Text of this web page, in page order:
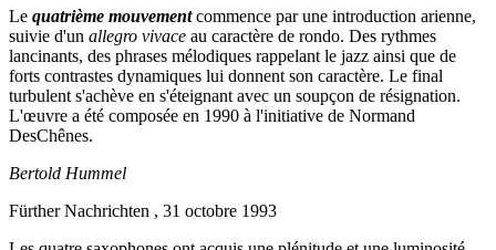
Le quatrième mouvementcommence par une introduction arienne,
suivie d'un allegro vivace au caractère de rondo. Des rythmes
lancinants, des phrases mélodiques rappelant le jazz ainsi que de
forts contrastes dynamiques lui donnent son caractère. Le final
turbulent s'achève en s'éteignant avec un soupçon de résignation.
L'œuvre a été composée en 1990 à l'initiative de Normand
DesChênes.
Bertold Hummel
Fürther Nachrichten , 31 octobre 1993